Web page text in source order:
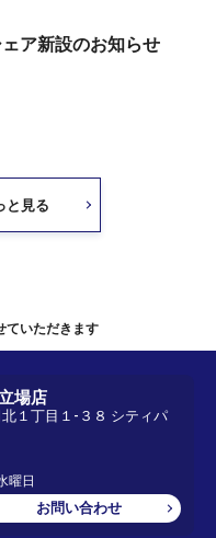
ア新設のお知らせ
と見る
ていただきます
場店
１丁目１-３８ シティパ
曜日
お問い合わせ